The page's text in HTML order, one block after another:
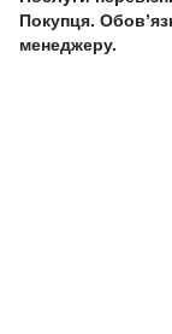
Покупця.
менеджеру.